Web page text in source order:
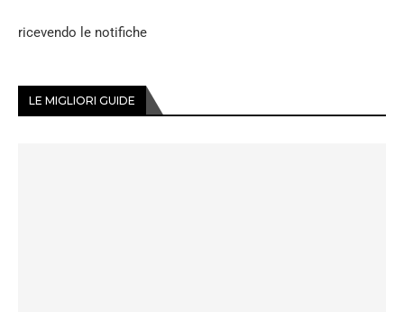
ricevendo le notifiche
LE MIGLIORI GUIDE